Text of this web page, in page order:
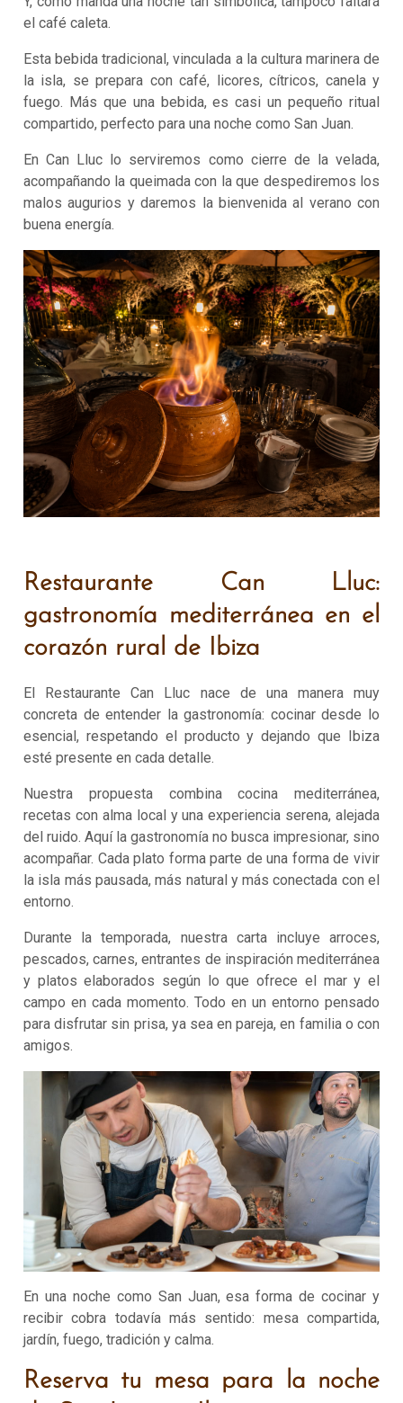
el café caleta.
Esta bebida tradicional, vinculada a la cultura marinera de
la isla, se prepara con café, licores, cítricos, canela y
fuego. Más que una bebida, es casi un pequeño ritual
compartido, perfecto para una noche como San Juan.
En Can Lluc lo serviremos como cierre de la velada,
acompañando la queimada con la que despediremos los
malos augurios y daremos la bienvenida al verano con
buena energía.
Restaurante Can Lluc:
gastronomía mediterránea en el
corazón rural de Ibiza
El Restaurante Can Lluc nace de una manera muy
concreta de entender la gastronomía: cocinar desde lo
esencial, respetando el producto y dejando que Ibiza
esté presente en cada detalle.
Nuestra propuesta combina cocina mediterránea,
recetas con alma local y una experiencia serena, alejada
del ruido. Aquí la gastronomía no busca impresionar, sino
acompañar. Cada plato forma parte de una forma de vivir
la isla más pausada, más natural y más conectada con el
entorno.
Durante la temporada, nuestra carta incluye arroces,
pescados, carnes, entrantes de inspiración mediterránea
y platos elaborados según lo que ofrece el mar y el
campo en cada momento. Todo en un entorno pensado
para disfrutar sin prisa, ya sea en pareja, en familia o con
amigos.
En una noche como San Juan, esa forma de cocinar y
recibir cobra todavía más sentido: mesa compartida,
jardín, fuego, tradición y calma.
Reserva tu mesa para la noche